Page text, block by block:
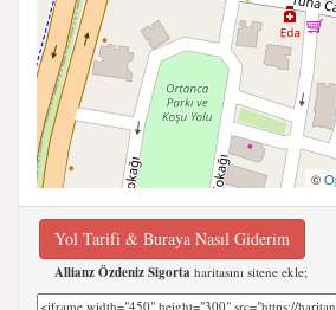
©
Yol Tarifi & Buraya Nasıl Giderim
Allianz Özdeniz Sigorta haritasını sitene ekle;